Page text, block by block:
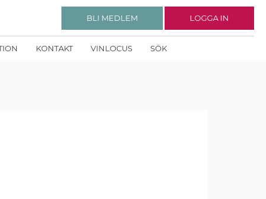
KONTAKT VINLOCUS SÖK
BLI MEDLEM LOGGA IN